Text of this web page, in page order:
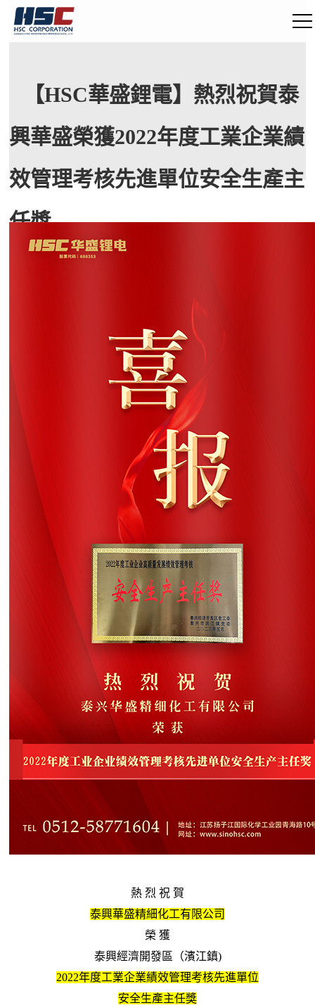
【HSC華盛鋰電】熱烈祝賀泰
興華盛榮獲2022年度工業企業績
效管理考核先進單位安全生產主
任獎
2023.05.25
熱 烈 祝 賀
泰興華盛精細化工有限公司
榮 獲
泰興經濟開發區（濱江鎮)
2022年度工業企業績效管理考核先進單位
安全生產主任獎